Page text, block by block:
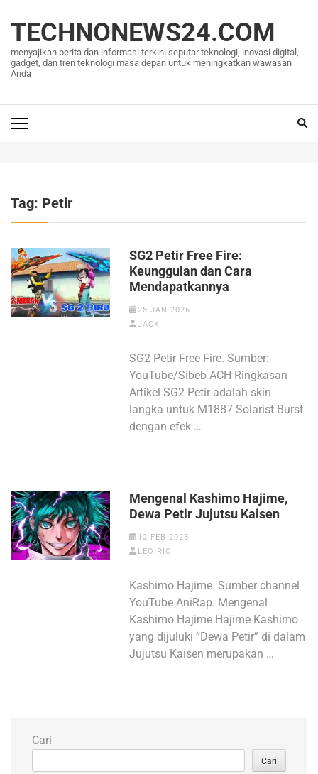
konten
(Tekan
Enter)
TECHNONEWS24.COM
menyajikan berita dan informasi terkini seputar teknologi, inovasi digital,
gadget, dan tren teknologi masa depan untuk meningkatkan wawasan
Anda
Tag: Petir
SG2 Petir Free Fire:
Keunggulan dan Cara
Mendapatkannya
28 JAN 2026
JACK
SG2 Petir Free Fire. Sumber:
YouTube/Sibeb ACH Ringkasan
Artikel SG2 Petir adalah skin
langka untuk M1887 Solarist Burst
dengan efek …
Mengenal Kashimo Hajime,
Dewa Petir Jujutsu Kaisen
12 FEB 2025
LEO RIO
Kashimo Hajime. Sumber channel
YouTube AniRap. Mengenal
Kashimo Hajime Hajime Kashimo
yang dijuluki “Dewa Petir” di dalam
Jujutsu Kaisen merupakan …
Cari
Cari